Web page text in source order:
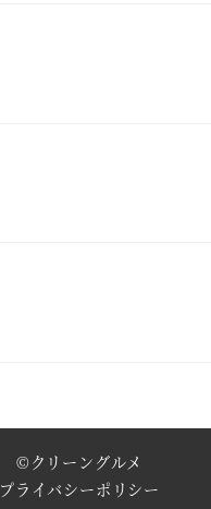
©クリーングルメ
プライバシーポリシー